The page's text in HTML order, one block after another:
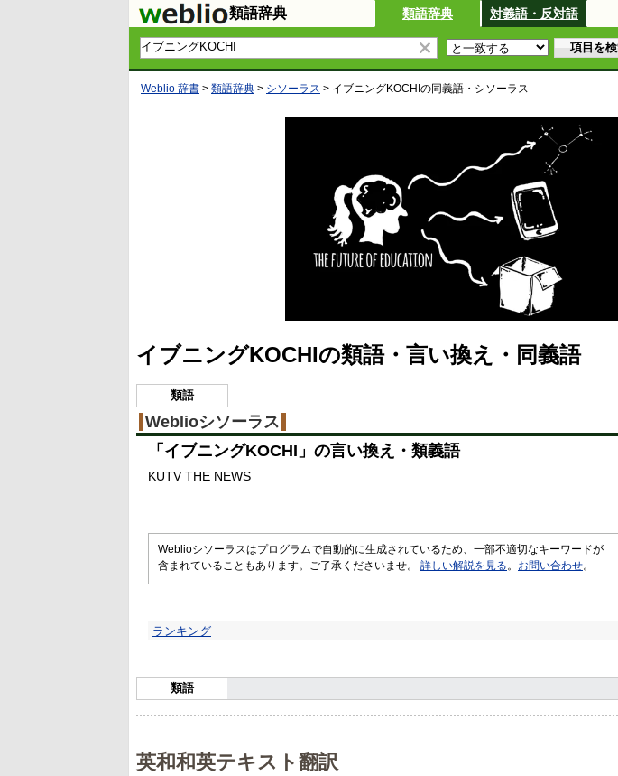
類語辞典 類語辞典 対義語・反対語
Weblio 辞書 > 類語辞典 > シソーラス > イブニングKOCHI の同義語・シソーラス
イブニングKOCHIの類語・言い換え・同義語
類語
Weblioシソーラス
「 イブニングKOCHI 」の言い換え・類義語
KUTV THE NEWS
Weblioシソーラスはプログラムで自動的に生成されているため、一部不適切なキーワードが
含まれていることもあります。ご了承くださいませ。 詳しい解説を見る 。 お問い合わせ。
ランキング
類語
英和和英テキスト翻訳